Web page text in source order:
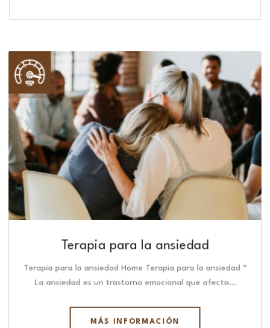
Terapia para la ansiedad
Terapia para la ansiedad Home Terapia para la ansiedad “
La ansiedad es un trastorno emocional que afecta…
MÁS INFORMACIÓN